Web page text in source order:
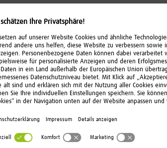
Legitimation
Bestätigen Sie Ihre
Videoident.
Festgeldkonto eröffnen